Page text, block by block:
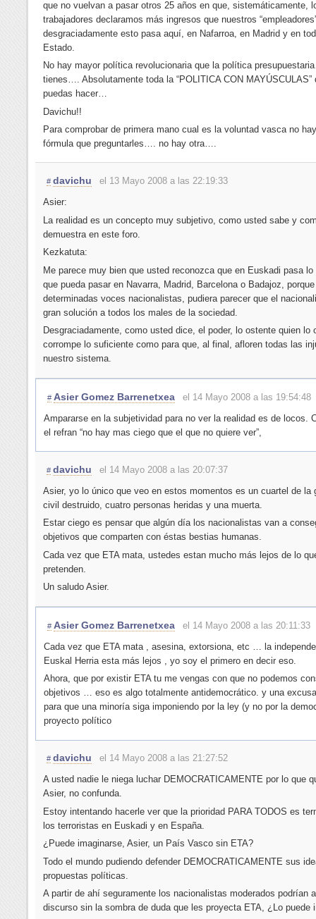
que no vuelvan a pasar otros 25 años en que, sistemáticamente,
trabajadores declaramos más ingresos que nuestros
desgraciadamente esto pasa aquí, en Nafarroa, en Madrid y en
Estado.
No hay mayor política revolucionaria que la política
tienes…. Absolutamente toda la “POLITICA CON MAYÚSCULAS”
puedas hacer…
Davichu!!
Para comprobar de primera mano cual es la voluntad vasca no
fórmula que preguntarles…. no hay otra….
# davichu
el 13 Mayo 2008 a las 22:19:33
Asier:
La realidad es un concepto muy subjetivo, como usted sabe y
demuestra en este foro.
Kezkatuta:
Me parece muy bien que usted reconozca que en Euskadi pasa lo
que pueda pasar en Navarra, Madrid, Barcelona o Badajoz,
determinadas voces nacionalistas, pudiera parecer que el
gran solución a todos los males de la sociedad.
Desgraciadamente, como usted dice, el poder, lo ostente quien lo
corrompe lo suficiente como para que, al final, afloren todas las
nuestro sistema.
# Asier Gomez Barrenetxea
el 14 Mayo 2008 a las 19:54:48
Ampararse en la subjetividad para no ver la realidad es de locos.
el refran “no hay mas ciego que el que no quiere ver”,
# davichu
el 14 Mayo 2008 a las 20:07:37
Asier, yo lo único que veo en estos momentos es un cuartel de la
civil destruido, cuatro personas heridas y una muerta.
Estar ciego es pensar que algún día los nacionalistas van a
objetivos que comparten con éstas bestias humanas.
Cada vez que ETA mata, ustedes estan mucho más lejos de lo
pretenden.
Un saludo Asier.
# Asier Gomez Barrenetxea
el 14 Mayo 2008 a las 20:11:33
Cada vez que ETA mata , asesina, extorsiona, etc … la
Euskal Herria esta más lejos , yo soy el primero en decir eso.
Ahora, que por existir ETA tu me vengas con que no podemos
objetivos … eso es algo totalmente antidemocrático. y una
para que una minoría siga imponiendo por la ley (y no por la
proyecto político
# davichu
el 14 Mayo 2008 a las 21:27:52
A usted nadie le niega luchar DEMOCRATICAMENTE por lo que
Asier, no confunda.
Estoy intentando hacerle ver que la prioridad PARA TODOS es
los terroristas en Euskadi y en España.
¿Puede imaginarse, Asier, un País Vasco sin ETA?
Todo el mundo pudiendo defender DEMOCRATICAMENTE sus
propuestas políticas.
A partir de ahí seguramente los nacionalistas moderados podrían
discurso sin la sombra de duda que les proyecta ETA, ¿Lo puede